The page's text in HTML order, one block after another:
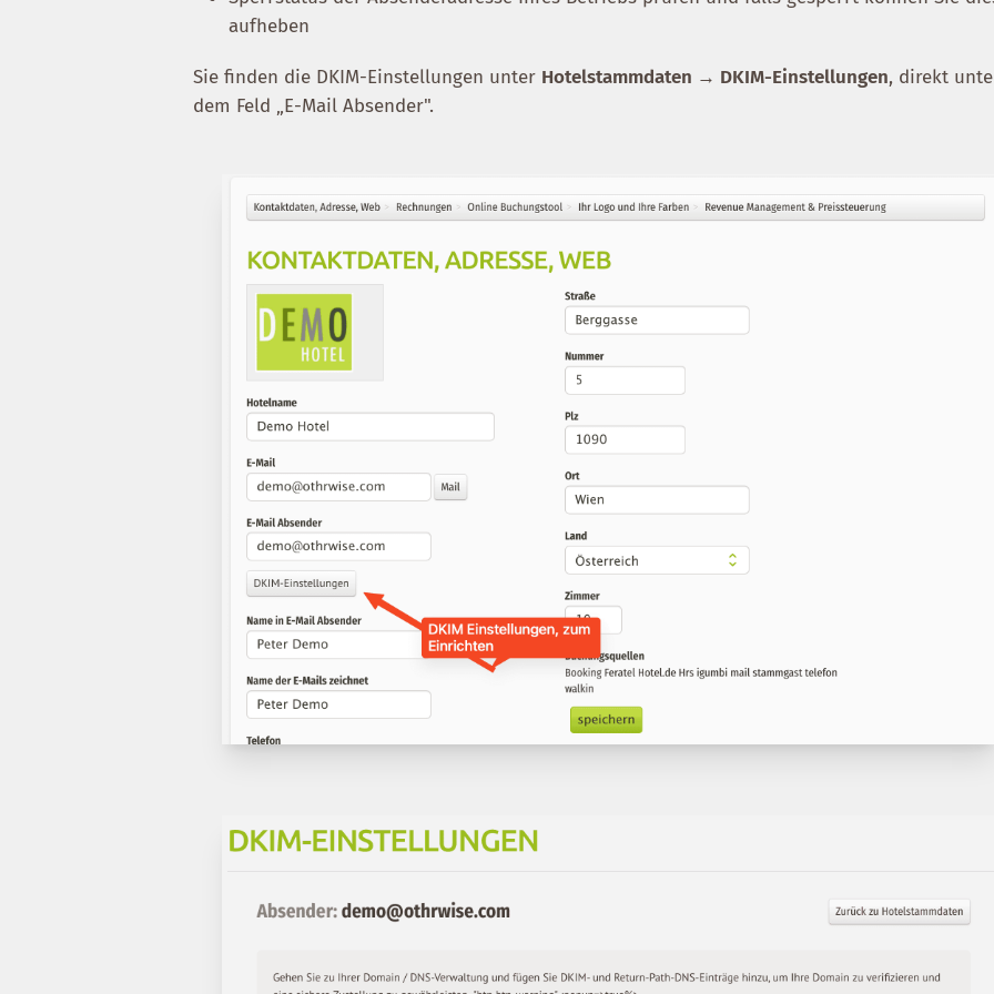
aufheben
Sie finden die DKIM-Einstellungen unter Hotelstammdaten → DKIM-Einstellungen, direkt
dem Feld „E-Mail Absender".